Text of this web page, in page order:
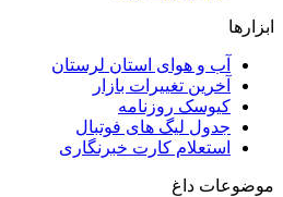
ابزارها
آب و هوای استان لرستان
آخرین تغییرات بازار
کیوسک روزنامه
جدول لیگ های فوتبال
استعلام کارت خبرنگاری
موضوعات داغ